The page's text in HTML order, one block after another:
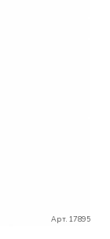
Арт. 17895